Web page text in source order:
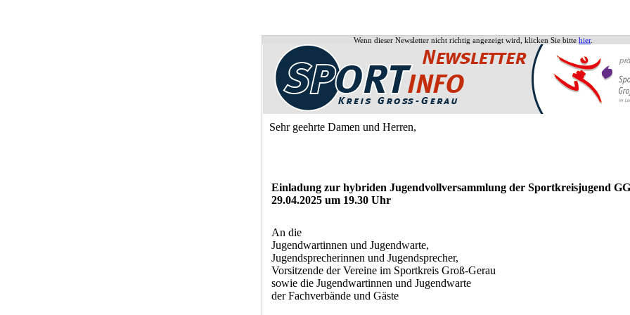
Wenn dieser Newsletter nicht richtig angezeigt wird, klicken Sie bitte hier.
Sehr geehrte Damen und Herren,
Einladung zur hybriden Jugendvollversammlung der Sportkreisjugend
29.04.2025 um 19.30 Uhr
An die
Jugendwartinnen und Jugendwarte,
Jugendsprecherinnen und Jugendsprecher,
Vorsitzende der Vereine im Sportkreis Groß-Gerau
sowie die Jugendwartinnen und Jugendwarte
der Fachverbände und Gäste